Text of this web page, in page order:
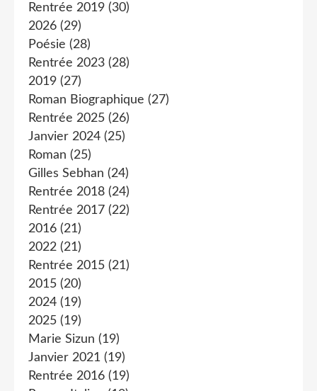
Rentrée 2019 (30)
2026 (29)
Poésie (28)
Rentrée 2023 (28)
2019 (27)
Roman Biographique (27)
Rentrée 2025 (26)
Janvier 2024 (25)
Roman (25)
Gilles Sebhan (24)
Rentrée 2018 (24)
Rentrée 2017 (22)
2016 (21)
2022 (21)
Rentrée 2015 (21)
2015 (20)
2024 (19)
2025 (19)
Marie Sizun (19)
Janvier 2021 (19)
Rentrée 2016 (19)